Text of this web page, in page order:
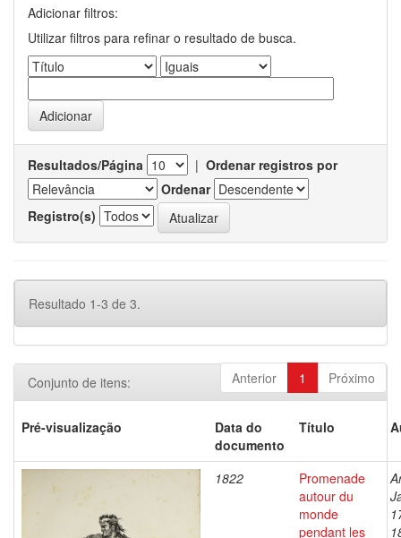
Adicionar filtros:
Utilizar filtros para refinar o resultado de busca.
Resultados/Página | Ordenar registros por
Ordenar
Registro(s)
Resultado 1-3 de 3.
Anterior 1 Próximo
Conjunto de itens:
Pré-visualização
Data do
documento
Título
1822
Promenade
autour du
monde
pendant les